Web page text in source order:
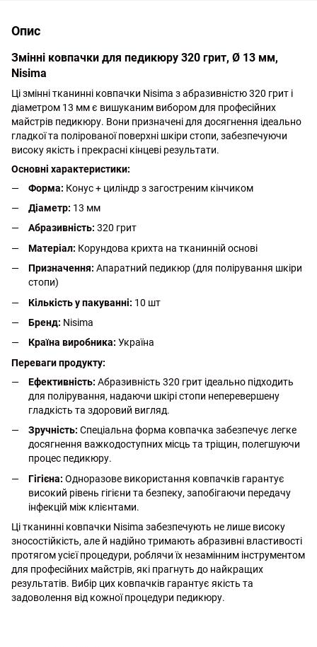
Опис
Змінні ковпачки для педикюру 320 грит, Ø 13 мм,
Nisima
Ці змінні тканинні ковпачки Nisima з абразивністю 320 грит і
діаметром 13 мм є вишуканим вибором для професійних
майстрів педикюру. Вони призначені для досягнення ідеально
гладкої та полірованої поверхні шкіри стопи, забезпечуючи
високу якість і прекрасні кінцеві результати.
Основні характеристики:
Форма: Конус + циліндр з загостреним кінчиком
Діаметр: 13 мм
Абразивність: 320 грит
Матеріал: Корундова крихта на тканинній основі
Призначення: Апаратний педикюр (для полірування шкіри
стопи)
Кількість у пакуванні: 10 шт
Бренд: Nisima
Країна виробника: Україна
Переваги продукту:
Ефективність: Абразивність 320 грит ідеально підходить
для полірування, надаючи шкірі стопи неперевершену
гладкість та здоровий вигляд.
Зручність: Спеціальна форма ковпачка забезпечує легке
досягнення важкодоступних місць та тріщин, полегшуючи
процес педикюру.
Гігієна: Одноразове використання ковпачків гарантує
високий рівень гігієни та безпеку, запобігаючи передачу
інфекцій між клієнтами.
Ці тканинні ковпачки Nisima забезпечують не лише високу
зносостійкість, але й надійно тримають абразивні властивості
протягом усієї процедури, роблячи їх незамінним інструментом
для професійних майстрів, які прагнуть до найкращих
результатів. Вибір цих ковпачків гарантує якість та
задоволення від кожної процедури педикюру.